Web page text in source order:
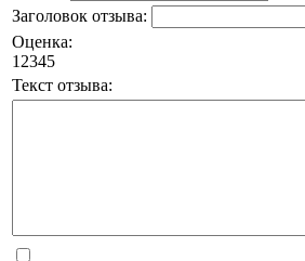
Заголовок отзыва:
Оценка:
1 2345
Текст отзыва: